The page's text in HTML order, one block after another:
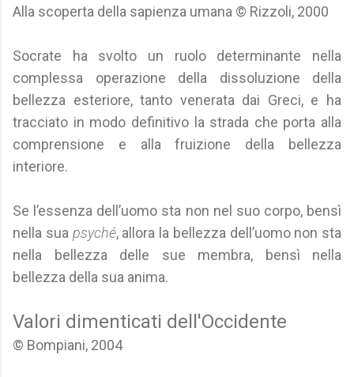
Alla scoperta della sapienza umana © Rizzoli, 2000
Socrate ha svolto un ruolo determinante nella
complessa operazione della dissoluzione della
bellezza esteriore, tanto venerata dai Greci, e ha
tracciato in modo definitivo la strada che porta alla
comprensione e alla fruizione della bellezza
interiore.
Se l’essenza dell’uomo sta non nel suo corpo, bensì
nella sua psyché, allora la bellezza dell’uomo non sta
nella bellezza delle sue membra, bensì nella
bellezza della sua anima.
Valori dimenticati dell'Occidente
© Bompiani, 2004